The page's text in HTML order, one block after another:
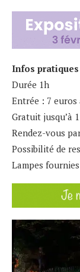
Infos
Durée 1h
Entrée : 7 euros
Gratuit jusqu’à
Rendez-vous
Possibilité de
Lampes fournies